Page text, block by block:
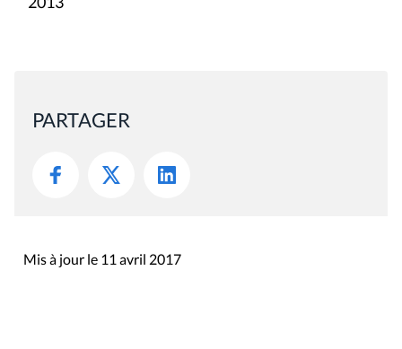
PARTAGER
Mis à jour le 11 avril 2017